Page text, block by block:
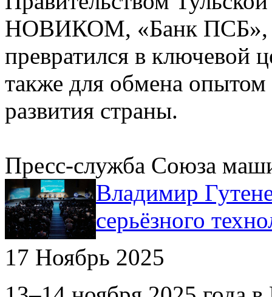
НОВИКОМ, «Банк ПСБ»,
превратился в ключевой
также для обмена опытом
развития страны.
Пресс-служба Союза
Владимир
серьёзного
17 Ноябрь 2025